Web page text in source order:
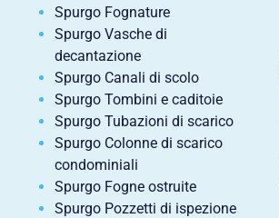
Spurgo Fognature
Spurgo Vasche di
decantazione
Spurgo Canali di scolo
Spurgo Tombini e caditoie
Spurgo Tubazioni di scarico
Spurgo Colonne di scarico
condominiali
Spurgo Fogne ostruite
Spurgo Pozzetti di ispezione